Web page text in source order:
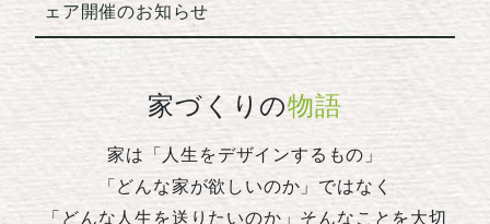
ェア開催のお知らせ
家づくりの物語
家は「人生をデザインするもの」
「どんな家が欲しいのか」ではなく
「どんな人生を送りたいのか」そんなことを大切